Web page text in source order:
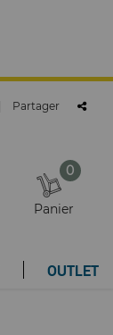
Partager
0
Panier
OUTLET